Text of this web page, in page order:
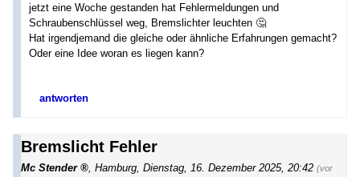
jetzt eine Woche gestanden hat Fehlermeldungen und
Schraubenschlüssel weg, Bremslichter leuchten 🤔
Hat irgendjemand die gleiche oder ähnliche Erfahrungen gemacht?
Oder eine Idee woran es liegen kann?
antworten
Bremslicht Fehler
Mc Stender Hamburg Dienstag, 16. Dezember 2025, 20:42 (vor